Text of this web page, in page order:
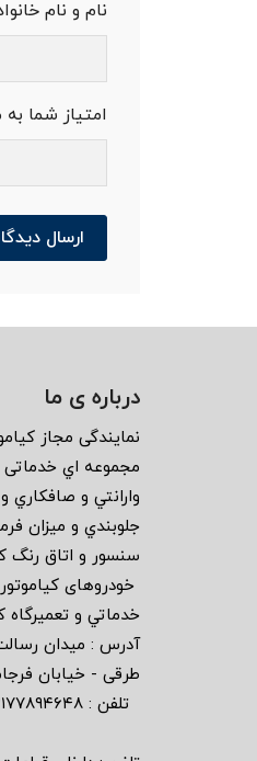
نام و نام
امتیاز شما
ارسال
درباره ی ما
نمايندگى مجاز
مجموعه اي خدماتى
وارانتي و
جلوبندي و ميزان
سنسور و اتاق رنگ
خودروهاى
خدماتي و تعميرگاه
آدرس : ميدان
طرقى - خيابان فرجام
تلفن : ٠٢١٧٧٨٩٤٦٤٨